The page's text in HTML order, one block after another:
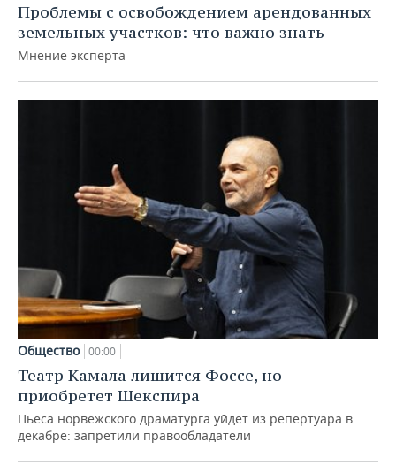
Проблемы с освобождением арендованных
земельных участков: что важно знать
Мнение эксперта
Общество 00:00
Театр Камала лишится Фоссе, но
приобретет Шекспира
Пьеса норвежского драматурга уйдет из репертуара в
декабре: запретили правообладатели